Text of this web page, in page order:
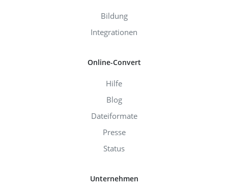
Bildung
Integrationen
Online-Convert
Hilfe
Blog
Dateiformate
Presse
Status
Unternehmen